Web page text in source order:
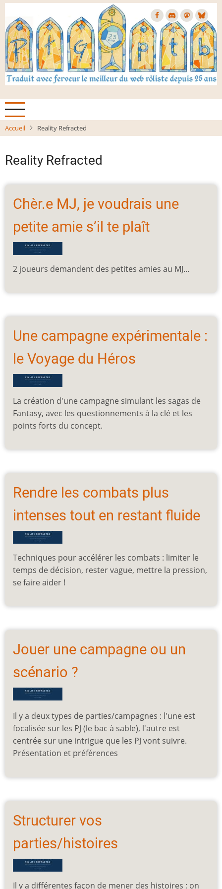
Aller
contenu
principal
Accueil Reality Refracted
Reality Refracted
Chèr.e MJ, je voudrais une
petite amie s’il te plaît
2 joueurs demandent des petites amies au MJ...
Une campagne expérimentale :
le Voyage du Héros
La création d'une campagne simulant les sagas de
Fantasy, avec les questionnements à la clé et les
points forts du concept.
Rendre les combats plus
intenses tout en restant fluide
Techniques pour accélérer les combats : limiter le
temps de décision, rester vague, mettre la pression,
se faire aider !
Jouer une campagne ou un
scénario ?
Il y a deux types de parties/campagnes : l'une est
focalisée sur les PJ (le bac à sable), l'autre est
centrée sur une intrigue que les PJ vont suivre.
Présentation et préférences
Structurer vos
parties/histoires
Il y a différentes façon de mener des histoires ; on